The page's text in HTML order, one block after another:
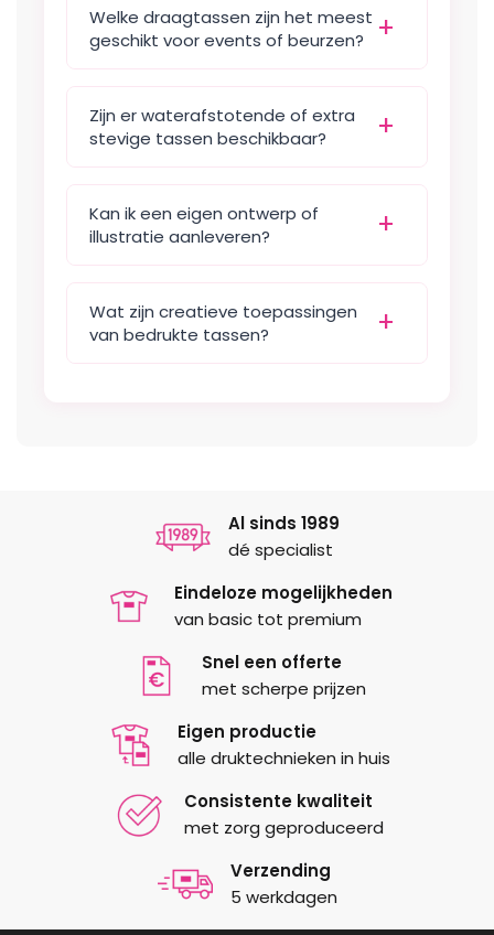
Welke draagtassen zijn het meest
geschikt voor events of beurzen?
Zijn er waterafstotende of extra
stevige tassen beschikbaar?
Kan ik een eigen ontwerp of
illustratie aanleveren?
Wat zijn creatieve toepassingen
van bedrukte tassen?
Al sinds 1989
dé specialist
Eindeloze mogelijkheden
van basic tot premium
Snel een offerte
met scherpe prijzen
Eigen productie
alle druktechnieken in huis
Consistente kwaliteit
met zorg geproduceerd
Verzending
5 werkdagen